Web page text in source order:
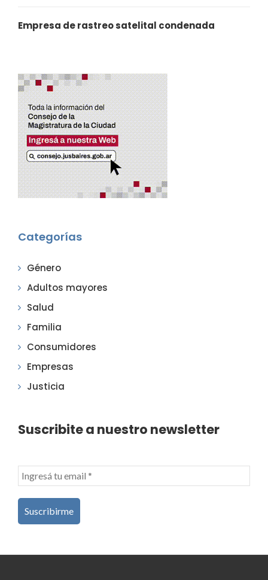
Empresa de rastreo satelital condenada
Categorías
Género
Adultos mayores
Salud
Familia
Consumidores
Empresas
Justicia
Suscribite a nuestro newsletter